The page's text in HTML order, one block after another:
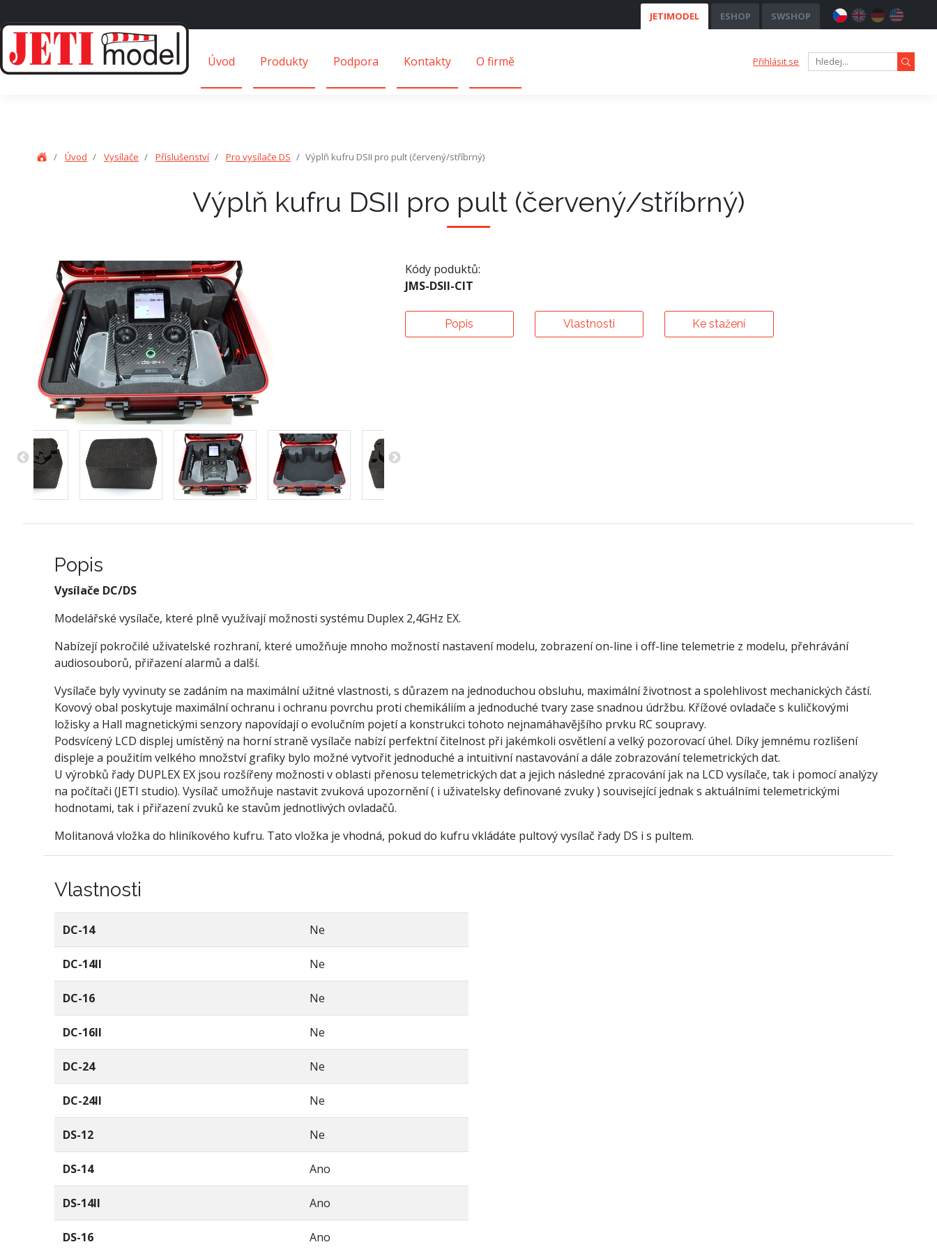
JETIMODEL ESHOP SWSHOP
Úvod Produkty Podpora Kontakty O firmě Přihlásit se
Úvod Vysílače Příslušenství Pro vysílače DS Výplň kufru DSII pro pult (červený/stříbrný)
Výplň kufru DSII pro pult (červený/stříbrný)
Kódy poduktů:
JMS-DSII-CIT
Popis Vlastnosti Ke stažení
Popis
Vysílače DC/DS
Modelářské vysílače, které plně využívají možnosti systému Duplex 2,4GHz EX.
Nabízejí pokročilé uživatelské rozhraní, které umožňuje mnoho možností nastavení modelu, zobrazení on-line i off-line telemetrie z modelu, přehrávání
audiosouborů, přiřazení alarmů a další.
Vysílače byly vyvinuty se zadáním na maximální užitné vlastnosti, s důrazem na jednoduchou obsluhu, maximální životnost a spolehlivost mechanických částí.
Kovový obal poskytuje maximální ochranu i ochranu povrchu proti chemikáliím a jednoduché tvary zase snadnou údržbu. Křížové ovladače s kuličkovými
ložisky a Hall magnetickými senzory napovídají o evolučním pojetí a konstrukci tohoto nejnamáhavějšího prvku RC soupravy.
Podsvícený LCD displej umístěný na horní straně vysílače nabízí perfektní čitelnost při jakémkoli osvětlení a velký pozorovací úhel. Díky jemnému rozlišení
displeje a použitím velkého množství grafiky bylo možné vytvořit jednoduché a intuitivní nastavování a dále zobrazování telemetrických dat.
U výrobků řady DUPLEX EX jsou rozšířeny možnosti v oblasti přenosu telemetrických dat a jejich následné zpracování jak na LCD vysílače, tak i pomocí analýzy
na počítači (JETI studio). Vysílač umožňuje nastavit zvuková upozornění ( i uživatelsky definované zvuky ) související jednak s aktuálními telemetrickými
hodnotami, tak i přiřazení zvuků ke stavům jednotlivých ovladačů.
Molitanová vložka do hliníkového kufru. Tato vložka je vhodná, pokud do kufru vkládáte pultový vysílač řady DS i s pultem.
Vlastnosti
DC-14 Ne
DC-14II Ne
DC-16 Ne
DC-16II Ne
DC-24 Ne
DC-24II Ne
DS-12 Ne
DS-14 Ano
DS-14II Ano
DS-16 Ano